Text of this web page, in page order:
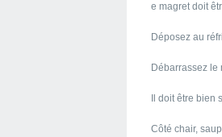
e magret doit
Déposez au
Débarrassez le
Il doit être bien
Côté chair,